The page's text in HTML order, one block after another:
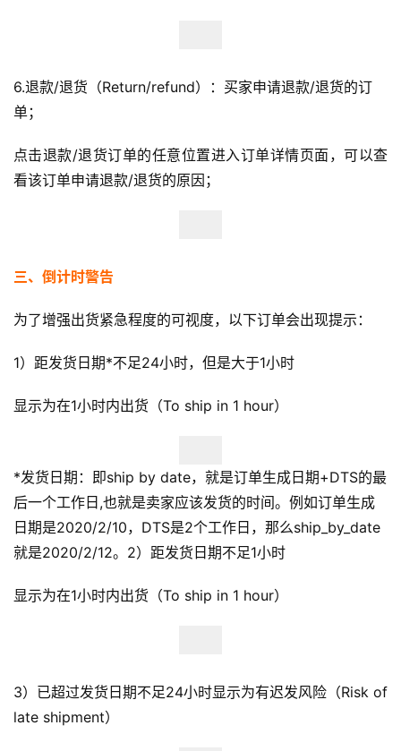
6.退款/退货（Return/refund）：买家申请退款/退货的订
单；
点击退款/退货订单的任意位置进入订单详情页面，可以查
看该订单申请退款/退货的原因；
三、倒计时警告
为了增强出货紧急程度的可视度，以下订单会出现提示：
1）距发货日期*不足24小时，但是大于1小时
显示为在1小时内出货（To ship in 1 hour）
*发货日期：即ship by date，就是订单生成日期+DTS的最
后一个工作日,也就是卖家应该发货的时间。例如订单生成
日期是2020/2/10，DTS是2个工作日，那么ship_by_date
就是2020/2/12。2）距发货日期不足1小时
显示为在1小时内出货（To ship in 1 hour）
3）已超过发货日期不足24小时显示为有迟发风险（Risk of
late shipment）